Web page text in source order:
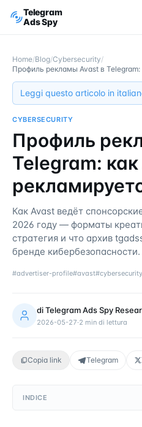
Telegram
Ads Spy
Home/Blog/Cybersecurity/
Профиль рекламы Avast в
Leggi questo articolo in
CYBERSECURITY
Профиль
Telegram:
Как Avast ведёт
2026 году — форматы
стратегия и что архив
бренде кибербезопасности.
#advertiser-profile#avast#cybersecurity
diTelegram Ads Spy
2026-05-27·2 min di lettura
Copia link Telegram
INDICE